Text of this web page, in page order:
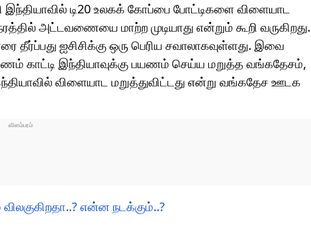
டி20 உலகக் கோப்பை போட்டிகளை விளையாட
அட்டவணையை மாற்ற முடியாது என்றும் கூறி வருகிறது.
ஐசிசிக்கு ஒரு பெரிய சவாலாகவுள்ளது. இவை
காட்டி இந்தியாவுக்கு பயணம் செய்ய மறுத்த வங்கதேசம்,
விளையாட மறுத்துவிட்டது என்று வங்கதேச ஊடக
என்ன நடக்கும்..?